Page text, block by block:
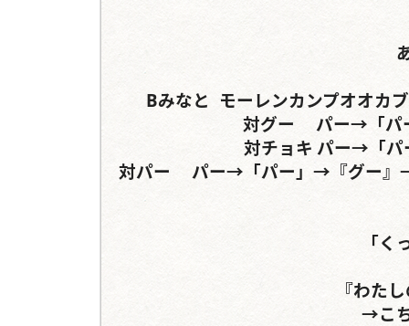
Bみなと	モーレンカンプオオカブト	アルキデスオオヒラタクワガタorラコダール
対グー	パー→「パー」→グー	グー→（グー）→チョキ
対チョキ	パー→「パー」	グー→「グー」→『チョキ』
対パー	パー→「パー」→『グー』→チョキ	チョキ→「チョキ」→『パー』→『パー』
「
『わた
→こ